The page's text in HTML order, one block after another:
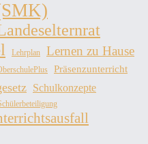
Lehrplan Lernen zu Hause
Präsenzunterricht
Schulkonzepte